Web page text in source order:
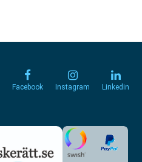
Facebook Instagram Linkedin